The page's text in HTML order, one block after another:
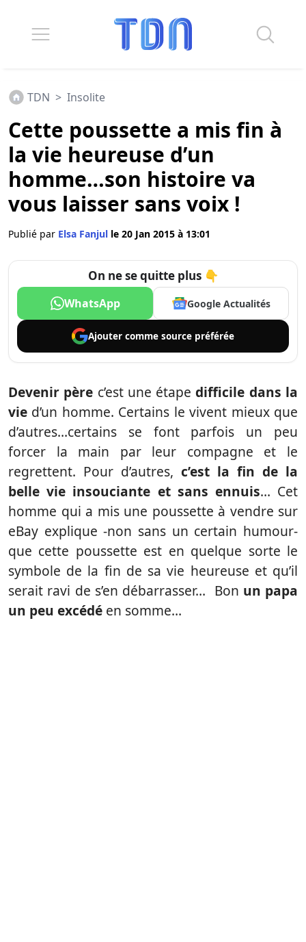
TDN > Insolite
Cette poussette a mis fin à
la vie heureuse d’un
homme…son histoire va
vous laisser sans voix !
Publié par Elsa Fanjul le 20 Jan 2015 à 13:01
On ne se quitte plus 👇
WhatsApp Google Actualités
Ajouter comme source préférée
Devenir père c’est une étapedifficile dans la
vie d’un homme. Certains le vivent mieux que
d’autres…certains se font parfois un peu
forcer la main par leur compagne et le
regrettent. Pour d’autres, c’est la fin de la
belle vie insouciante et sans ennuis… Cet
homme qui a mis une poussette à vendre sur
eBay explique -non sans un certain humour-
que cette poussette est en quelque sorte le
symbole de la fin de sa vie heureuse et qu’il
serait ravi de s’en débarrasser… Bon un papa
un peu excédé en somme…